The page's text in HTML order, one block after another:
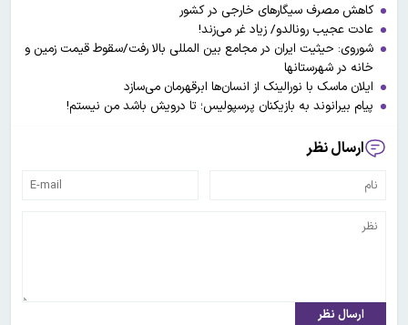
کاهش مصرف سیگارهای خارجی در کشور
عادت عجیب رونالدو/ زیاد غر می‌زند!
شوروی: حیثیت ایران در مجامع بین المللی بالا رفت/سقوط قیمت زمین و
خانه در شهرستانها
ایلان ماسک با نورالینک از انسان‌ها ابرقهرمان می‌سازد
پیام بیرانوند به بازیکنان پرسپولیس؛ تا درویش باشد من نیستم!
ارسال نظر
ارسال نظر